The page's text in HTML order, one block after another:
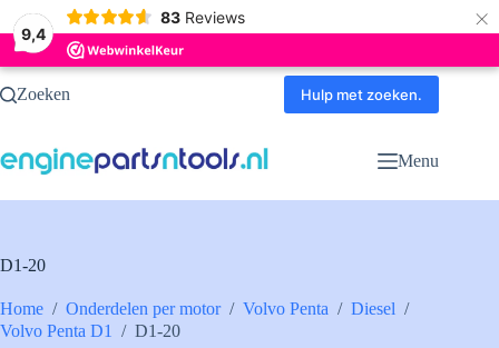
9,4
83 Reviews ×
Ga
naarZoeken Hulp met zoeken.
Menu
D1-20
Home / Onderdelen per motor / Volvo Penta / Diesel /
Volvo Penta D1
/ D1-20